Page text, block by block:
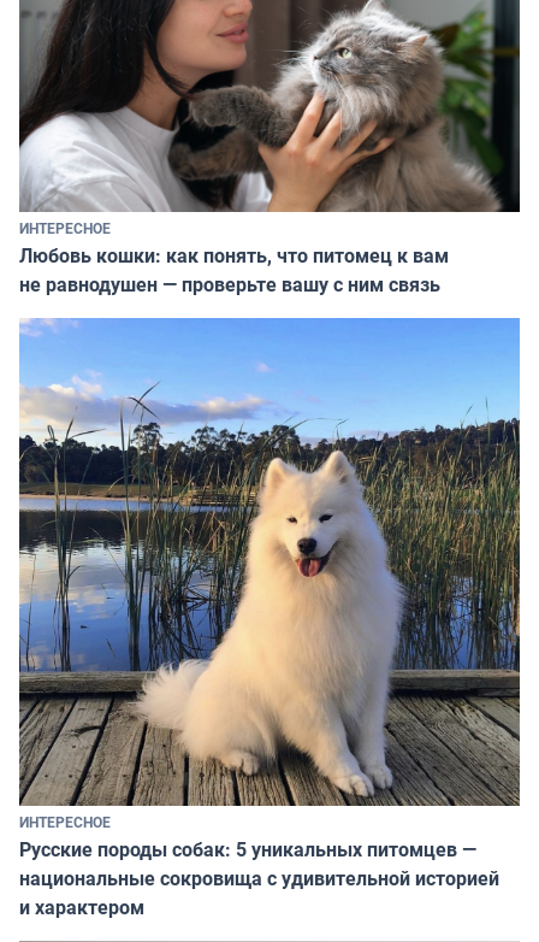
ИНТЕРЕСНОЕ
Любовь кошки: как понять, что питомец к вам
не равнодушен — проверьте вашу с ним связь
ИНТЕРЕСНОЕ
Русские породы собак: 5 уникальных питомцев —
национальные сокровища с удивительной историей
и характером